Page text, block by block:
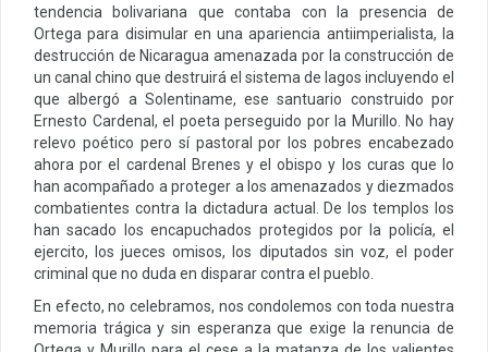
tendencia bolivariana que contaba con la presencia de
Ortega para disimular en una apariencia antiimperialista, la
destrucción de Nicaragua amenazada por la construcción de
un canal chino que destruirá el sistema de lagos incluyendo el
que albergó a Solentiname, ese santuario construido por
Ernesto Cardenal, el poeta perseguido por la Murillo. No hay
relevo poético pero sí pastoral por los pobres encabezado
ahora por el cardenal Brenes y el obispo y los curas que lo
han acompañado a proteger a los amenazados y diezmados
combatientes contra la dictadura actual. De los templos los
han sacado los encapuchados protegidos por la policía, el
ejercito, los jueces omisos, los diputados sin voz, el poder
criminal que no duda en disparar contra el pueblo.
En efecto, no celebramos, nos condolemos con toda nuestra
memoria trágica y sin esperanza que exige la renuncia de